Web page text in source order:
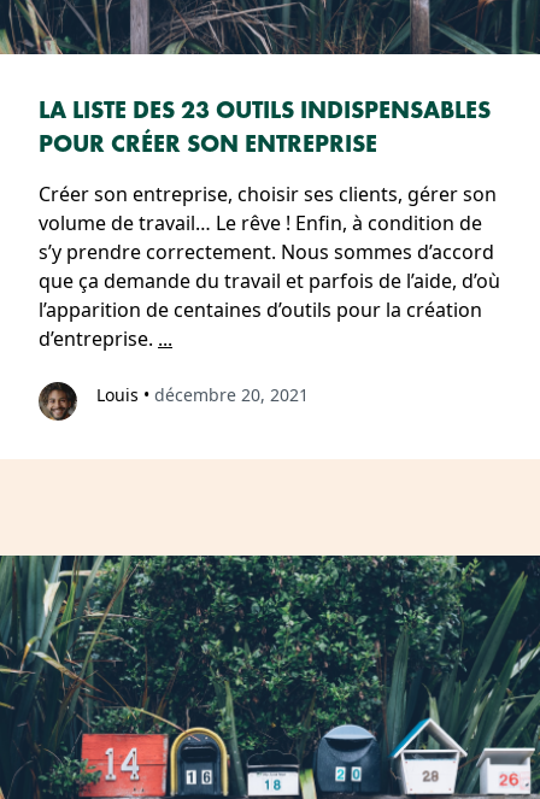
LA LISTE DES 23 OUTILS INDISPENSABLES
POUR CRÉER SON ENTREPRISE
Créer son entreprise, choisir ses clients, gérer son
volume de travail… Le rêve ! Enfin, à condition de
s’y prendre correctement. Nous sommes d’accord
que ça demande du travail et parfois de l’aide, d’où
l’apparition de centaines d’outils pour la création
d’entreprise. ...
Louis • décembre 20, 2021